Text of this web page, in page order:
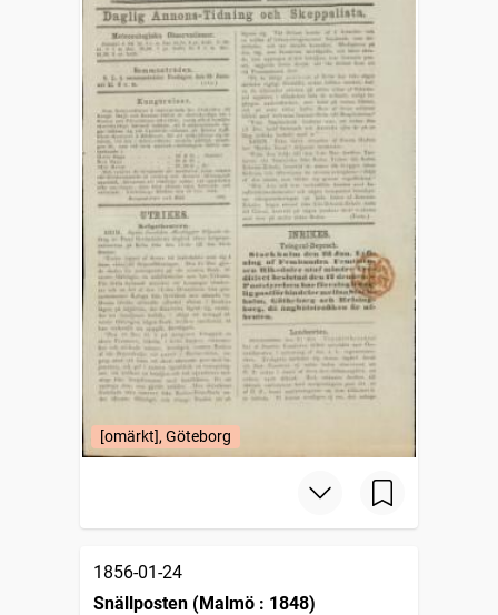
[omärkt], Göteborg
1856-01-24
Snällposten (Malmö : 1848)